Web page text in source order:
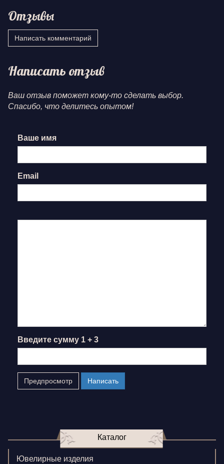
Отзывы
Написать комментарий
Написать отзыв
Ваш отзыв поможет кому-то сделать выбор.
Спасибо, что делитесь опытом!
Ваше имя
Email
Введите сумму 1 + 3
Каталог
Ювелирные изделия